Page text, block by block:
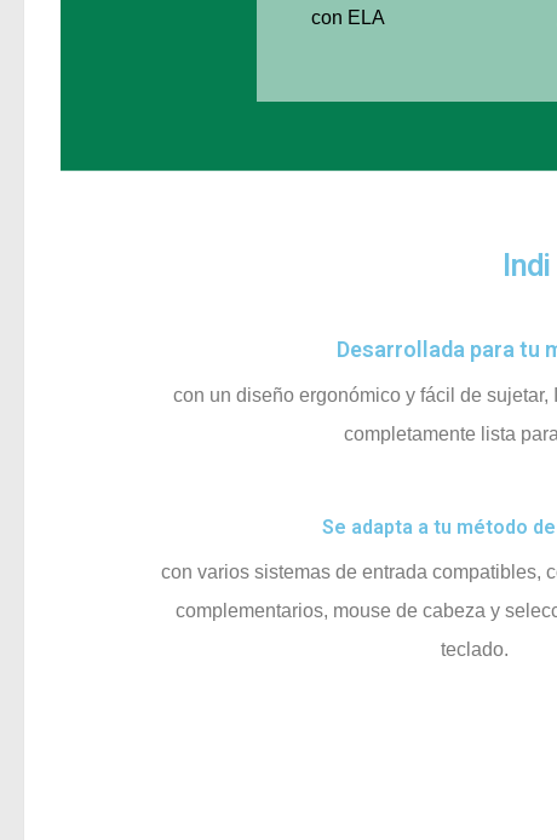
con ELA
Desarrollada para tu
con un diseño ergonómico y fácil de sujetar,
completamente lista
Se adapta a tu método
con varios sistemas de entrada compatibles,
complementarios, mouse de cabeza y
teclado.